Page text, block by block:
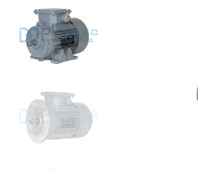
Passer
aux
informations
le
produit